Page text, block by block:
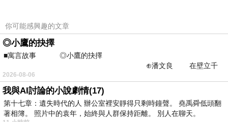
你可能感興趣的文章
◎小鷹的抉擇
■寓言故事 ◎小鷹的抉擇
⊕潘文良 在壁立千
仞的懸崖上，有一座遮天蔽
2026-08-06
我與AI討論的小說劇情(17)
第十七章：遺失時代的人 辦公室裡安靜得只剩時鐘聲。 堯禹舜低頭翻
著相簿。 照片中的袁年，始終與人群保持距離。 別人在聊天。